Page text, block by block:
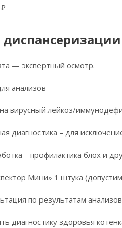
₽
— экспертный осмотр.
анализов
вирусный лейкоз/
диагностика – для
– профилактика блох и
Мини» 1 штука
по результатам
диагностику здоровья